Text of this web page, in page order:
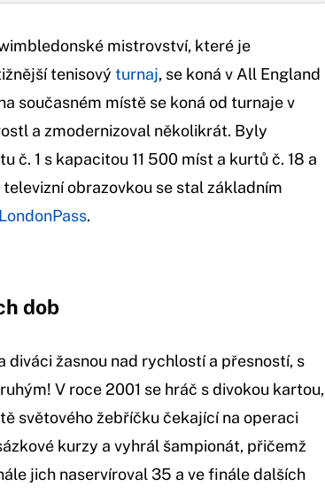
mistrovství, které je
tenisový turnaj, se koná v All England
současném místě se koná od turnaje v
a zmodernizoval několikrát. Byly
č. 1 s kapacitou 11 500 míst a kurtů č. 18 a
obrazovkou se stal základním
LondonPass.
dob
diváci žasnou nad rychlostí a přesností, s
V roce 2001 se hráč s divokou kartou,
světového žebříčku čekající na operaci
kurzy a vyhrál šampionát, přičemž
jich naservíroval 35 a ve finále dalších